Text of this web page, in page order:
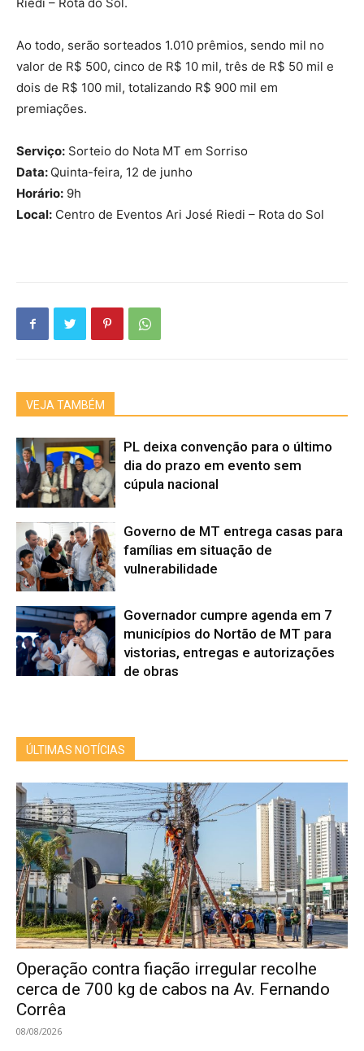
Ao todo, serão sorteados 1.010 prêmios, sendo mil no
valor de R$ 500, cinco de R$ 10 mil, três de R$ 50 mil e
dois de R$ 100 mil, totalizando R$ 900 mil em
premiações.
Serviço: Sorteio do Nota MT em Sorriso
Data: Quinta-feira, 12 de junho
Horário: 9h
Local: Centro de Eventos Ari José Riedi – Rota do Sol
VEJA TAMBÉM
PL deixa convenção para o último
dia do prazo em evento sem
cúpula nacional
Governo de MT entrega casas para
famílias em situação de
vulnerabilidade
Governador cumpre agenda em 7
municípios do Nortão de MT para
vistorias, entregas e autorizações
de obras
ÚLTIMAS NOTÍCIAS
Operação contra fiação irregular recolhe
cerca de 700 kg de cabos na Av. Fernando
Corrêa
08/08/2026